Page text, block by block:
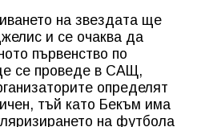
на звездата ще
и се очаква да
първенство по
се проведе в САЩ,
определят
тъй като Бекъм има
на футбола